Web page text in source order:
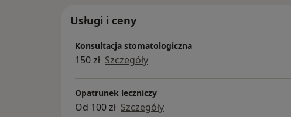
Usługi i ceny
Konsultacja stomatologiczna
150 zł Szczegóły
Opatrunek leczniczy
Od 100 zł Szczegóły